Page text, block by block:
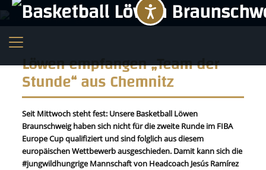
Löwen empfangen „Team der
Stunde“ aus Chemnitz
Seit Mittwoch steht fest: Unsere Basketball Löwen
Braunschweig haben sich nicht für die zweite Runde im FIBA
Europe Cup qualifiziert und sind folglich aus diesem
europäischen Wettbewerb ausgeschieden. Damit kann sich die
#jungwildhungrige Mannschaft von Headcoach Jesús Ramírez